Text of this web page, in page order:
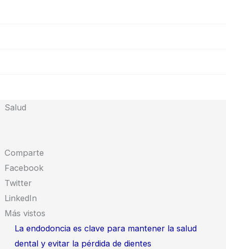
Salud
Comparte
Facebook
Twitter
LinkedIn
Más vistos
La endodoncia es clave para mantener la salud
dental y evitar la pérdida de dientes